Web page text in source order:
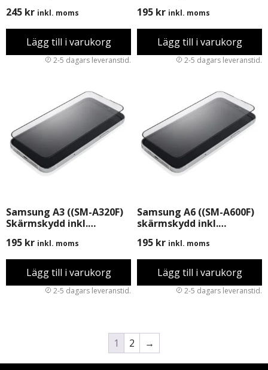
245 kr inkl. moms
Lägg till i varukorg
195 kr inkl. moms
Lägg till i varukorg
Samsung A3 ((SM-A320F)
Skärmskydd inkl.
195 kr inkl. moms
Lägg till i varukorg
Samsung A6 ((SM-A600F)
skärmskydd inkl.
195 kr inkl. moms
Lägg till i varukorg
1 2 →